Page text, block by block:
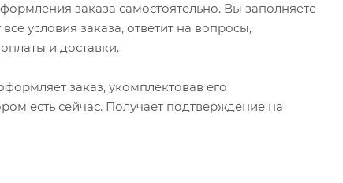
заказа самостоятельно. Вы заполняете
условия заказа, ответит на вопросы,
и доставки.
заказ, укомплектовав его
есть сейчас. Получает подтверждение на